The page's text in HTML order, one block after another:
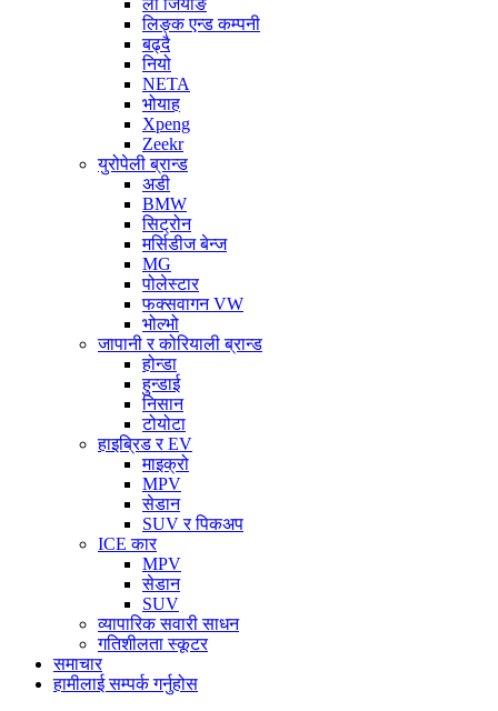
ली जियाङ
लिङ्क एन्ड कम्पनी
बढ्दै
नियो
NETA
भोयाह
Xpeng
Zeekr
युरोपेली ब्रान्ड
अडी
BMW
सिट्रोन
मर्सिडीज बेन्ज
MG
पोलेस्टार
फक्सवागन VW
भोल्भो
जापानी र कोरियाली ब्रान्ड
होन्डा
हुन्डाई
निसान
टोयोटा
हाइब्रिड र EV
माइक्रो
MPV
सेडान
SUV र पिकअप
ICE कार
MPV
सेडान
SUV
व्यापारिक सवारी साधन
गतिशीलता स्कूटर
समाचार
हामीलाई सम्पर्क गर्नुहोस